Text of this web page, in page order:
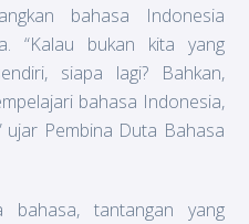
bahasa Indonesia
“Kalau bukan kita yang
siapa lagi? Bahkan,
bahasa Indonesia,
ujar Pembina Duta Bahasa
bahasa, tantangan yang